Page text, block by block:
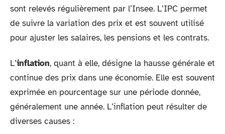
sont relevés régulièrement par l’Insee. L’IPC permet
de suivre la variation des prix et est souvent utilisé
pour ajuster les salaires, les pensions et les contrats.
L’inflation, quant à elle, désigne la hausse générale et
continue des prix dans une économie. Elle est souvent
exprimée en pourcentage sur une période donnée,
généralement une année. L’inflation peut résulter de
diverses causes :